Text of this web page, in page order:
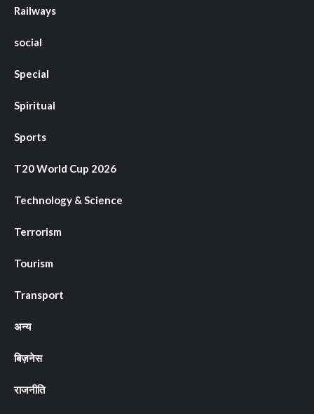
Railways
social
Special
Spiritual
Sports
T20 World Cup 2026
Technology & Science
Terrorism
Tourism
Transport
अन्य
बिज़नेस
राजनीति